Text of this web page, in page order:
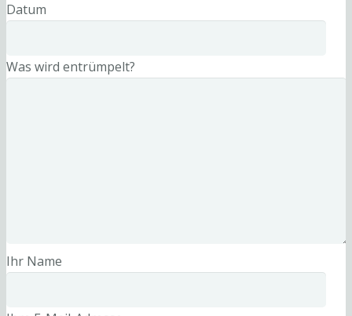
Datum
Was wird entrümpelt?
Ihr Name